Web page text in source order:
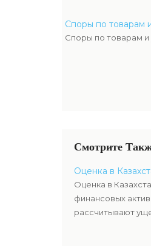
Споры по товарам
Споры по товарам и
Смотрите
Оценка в
Оценка в
финансовых
рассчитывают